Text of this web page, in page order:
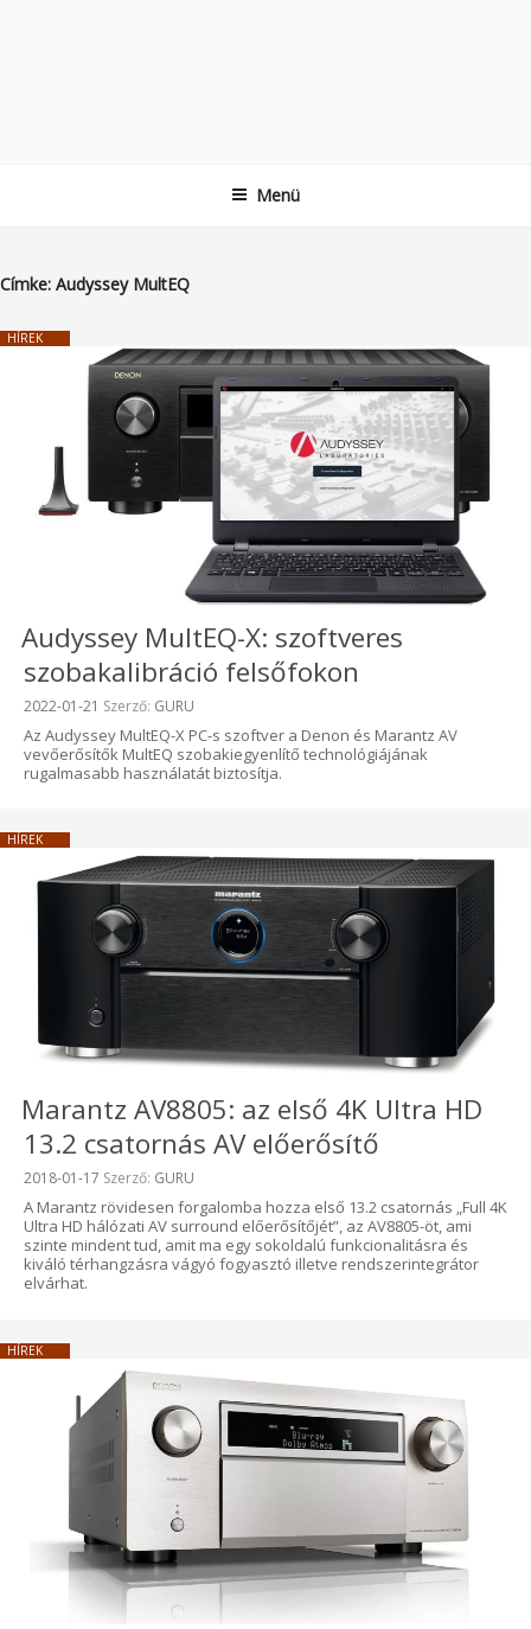
Menü
Címke: Audyssey MultEQ
HÍREK
Audyssey MultEQ-X: szoftveres
szobakalibráció felsőfokon
Beküldve:
2022-01-21 Szerző: GURU
Az Audyssey MultEQ-X PC-s szoftver a Denon és Marantz AV
vevőerősítők MultEQ szobakiegyenlítő technológiájának
rugalmasabb használatát biztosítja.
HÍREK
Marantz AV8805: az első 4K Ultra HD
13.2 csatornás AV előerősítő
Beküldve:
2018-01-17 Szerző: GURU
A Marantz rövidesen forgalomba hozza első 13.2 csatornás „Full 4K
Ultra HD hálózati AV surround előerősítőjét”, az AV8805-öt, ami
szinte mindent tud, amit ma egy sokoldalú funkcionalitásra és
kiváló térhangzásra vágyó fogyasztó illetve rendszerintegrátor
elvárhat.
HÍREK